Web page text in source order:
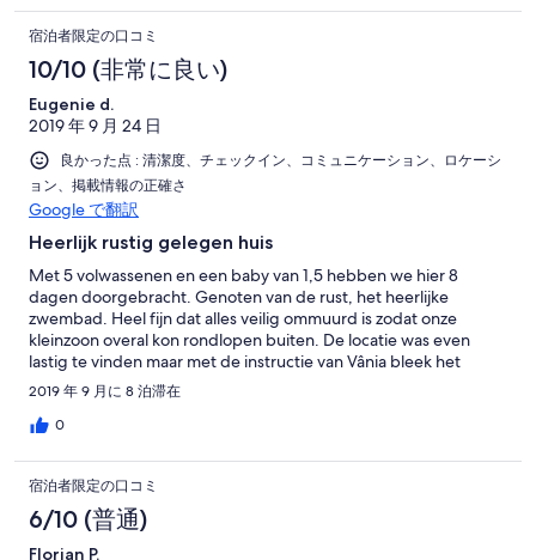
宿泊者限定の口コミ
10/10 (非常に良い)
Eugenie d.
2019 年 9 月 24 日
良かった点 : 清潔度、チェックイン、コミュニケーション、ロケーシ
ョン、掲載情報の正確さ
Google で翻訳
Heerlijk rustig gelegen huis
Met 5 volwassenen en een baby van 1,5 hebben we hier 8
dagen doorgebracht. Genoten van de rust, het heerlijke
zwembad. Heel fijn dat alles veilig ommuurd is zodat onze
kleinzoon overal kon rondlopen buiten. De locatie was even
lastig te vinden maar met de instructie van Vânia bleek het
makkelijk. Enige punt voor verbetering zijn de hoofdkussens bij
de bedden en de keukenuitrusting.
2019 年 9 月に 8 泊滞在
0
宿泊者限定の口コミ
6/10 (普通)
Florian P.